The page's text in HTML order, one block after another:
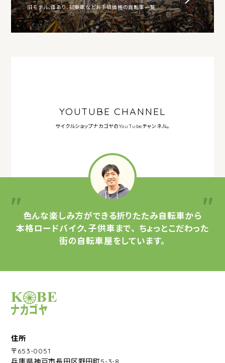
旧モデル、傷あり、試乗車などお手頃価格の自転車一覧
YOUTUBE CHANNEL
サイクルショップナカゴヤのYouTubeチャンネル。
色んな楽しみ方ができる折りたたみ自転車から
本格ロードバイク、子供車まで、 ちょっとこだわった
街の自転車屋をしています。
サイクルショップナカゴヤ
住所
〒653-0051